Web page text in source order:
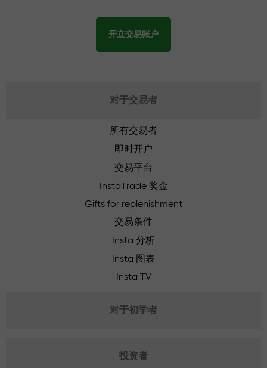
开立交易账户
对于交易者
所有交易者
即时开户
交易平台
InstaTrade 奖金
Gifts for replenishment
交易条件
Insta 分析
Insta 图表
Insta TV
对于初学者
投资者